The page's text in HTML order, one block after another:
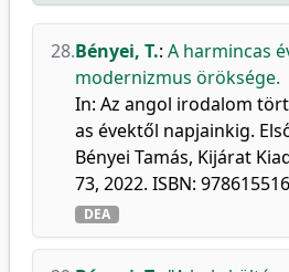
28.Bényei, T.: A harmincas
modernizmus öröksége.
In: Az angol irodalom
as évektől napjainkig.
Bényei Tamás, Kijárat
73, 2022. ISBN:
DEA